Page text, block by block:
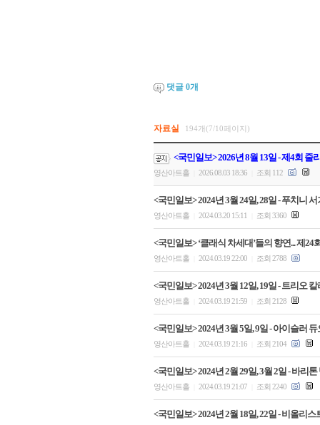
댓글 0개
자료실 194개(7/10페이지)
<국민일보> 2026년 8월 13일 - 제4회
영산아트홀 2026.08.03 18:36 조회 112
<국민일보> 2024년 3월 24일, 28일 - 푸치니
영산아트홀 2024.03.20 15:11 조회 3360
<국민일보> ‘클래식 차세대’들의 향연... 제
영산아트홀 2024.03.19 22:00 조회 2788
<국민일보> 2024년 3월 12일, 19일 - 트리오
영산아트홀 2024.03.19 21:59 조회 2128
<국민일보> 2024년 3월 5일, 9일 - 아이슬러
영산아트홀 2024.03.19 21:16 조회 2104
<국민일보> 2024년 2월 29일, 3월 2일 - 바리
영산아트홀 2024.03.19 21:07 조회 2240
<국민일보> 2024년 2월 18일, 22일 - 비올리